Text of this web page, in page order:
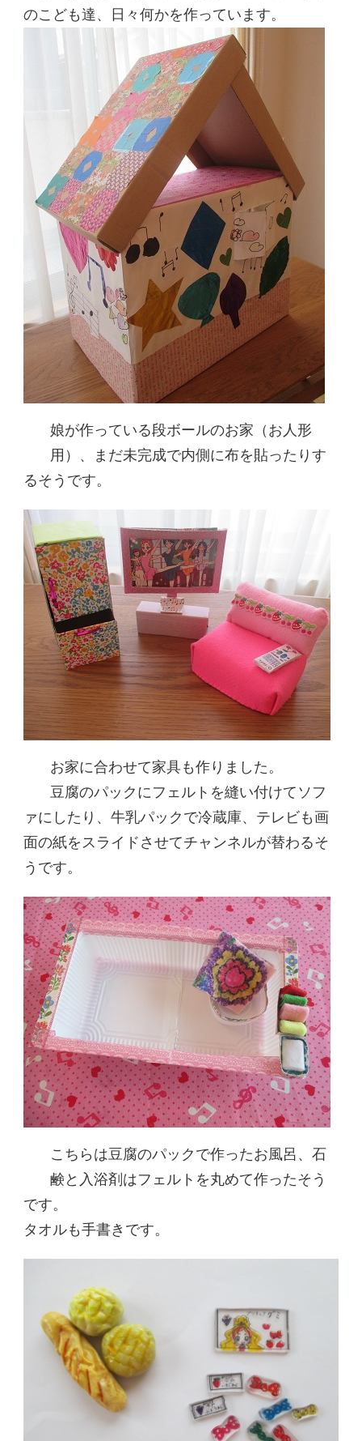
のこども達、日々何かを作っています。
娘が作っている段ボールのお家（お人形
用）、まだ未完成で内側に布を貼ったりす
るそうです。
お家に合わせて家具も作りました。
豆腐のパックにフェルトを縫い付けてソフ
ァにしたり、牛乳パックで冷蔵庫、テレビも画
面の紙をスライドさせてチャンネルが替わるそ
うです。
こちらは豆腐のパックで作ったお風呂、石
鹸と入浴剤はフェルトを丸めて作ったそう
です。
タオルも手書きです。